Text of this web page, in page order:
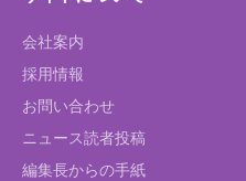
会社案内
採用情報
お問い合わせ
ニュース読者投稿
編集長からの手紙